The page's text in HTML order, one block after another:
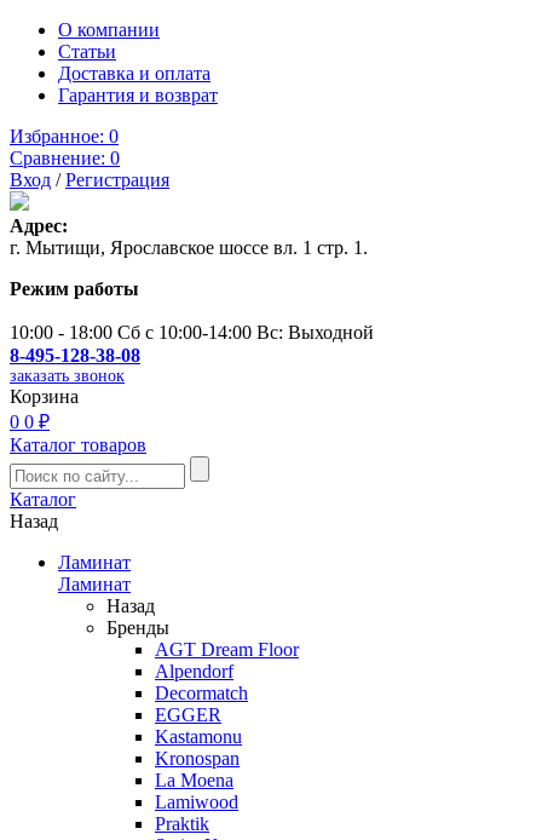
О компании
Статьи
Доставка и оплата
Гарантия и возврат
Избранное: 0
Сравнение: 0
Вход /Регистрация
Адрес:
г. Мытищи, Ярославское шоссе вл. 1 стр. 1.
Режим работы
10:00 - 18:00 Сб с 10:00-14:00 Вс: Выходной
8-495-128-38-08
заказать звонок
Корзина
0 0 ₽
Каталог товаров
Каталог
Назад
Ламинат
Ламинат
Назад
Бренды
AGT Dream Floor
Alpendorf
Decormatch
EGGER
Kastamonu
Kronospan
La Moena
Lamiwood
Praktik